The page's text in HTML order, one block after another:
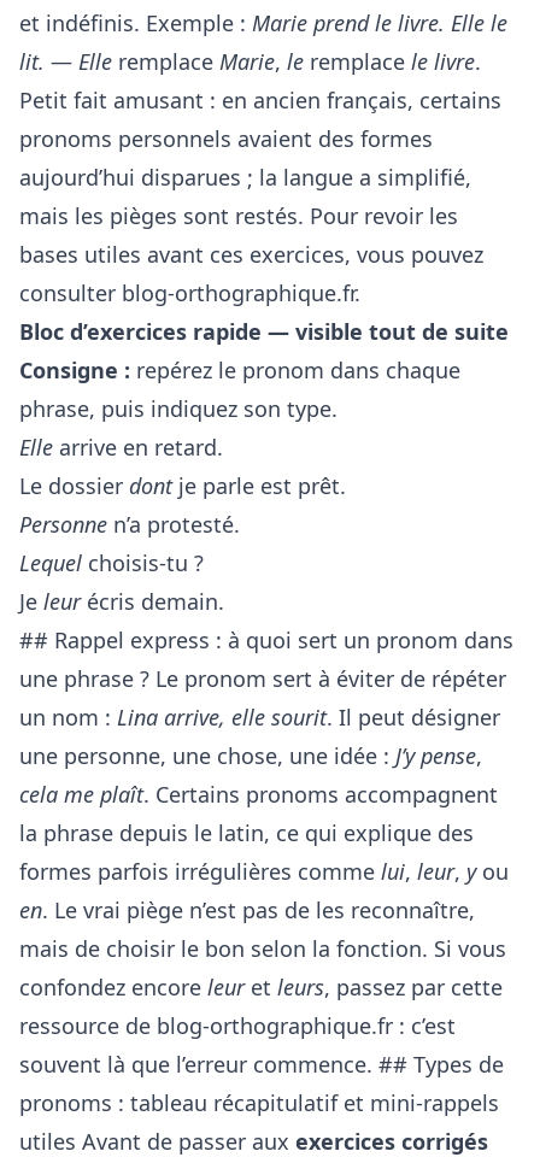
et indéfinis. Exemple : Marie prend le livre. Elle le
lit. — Elle remplace Marie, le remplace le livre.
Petit fait amusant : en ancien français, certains
pronoms personnels avaient des formes
aujourd’hui disparues ; la langue a simplifié,
mais les pièges sont restés. Pour revoir les
bases utiles avant ces exercices, vous pouvez
consulter blog-orthographique.fr.
Bloc d’exercices rapide — visible tout de suite
Consigne : repérez le pronom dans chaque
phrase, puis indiquez son type.
Elle arrive en retard.
Le dossier dontje parle est prêt.
Personne n’a protesté.
Lequel choisis-tu ?
Je leurécris demain.
## Rappel express : à quoi sert un pronom dans
une phrase ? Le pronom sert à éviter de répéter
un nom : Lina arrive, elle sourit. Il peut désigner
une personne, une chose, une idée : J’y pense,
cela me plaît. Certains pronoms accompagnent
la phrase depuis le latin, ce qui explique des
formes parfois irrégulières comme lui, leur, you
en. Le vrai piège n’est pas de les reconnaître,
mais de choisir le bon selon la fonction. Si vous
confondez encore leuret leurs, passez par cette
ressource de blog-orthographique.fr : c’est
souvent là que l’erreur commence. ## Types de
pronoms : tableau récapitulatif et mini-rappels
utiles Avant de passer aux exercices corrigés